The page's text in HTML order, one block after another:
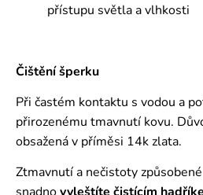
přístupu světla a vlhkosti
Čištění šperku
Při častém kontaktu s vodou a
přirozenému tmavnutí kovu.
obsažená v příměsi 14k zlata.
Ztmavnutí a nečistoty